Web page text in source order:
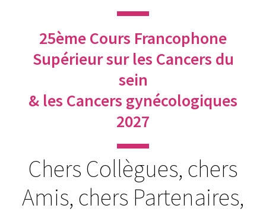
25ème Cours Francophone
Supérieur sur les Cancers du
sein
& les Cancers gynécologiques
2027
Chers Collègues, chers
Amis, chers Partenaires,